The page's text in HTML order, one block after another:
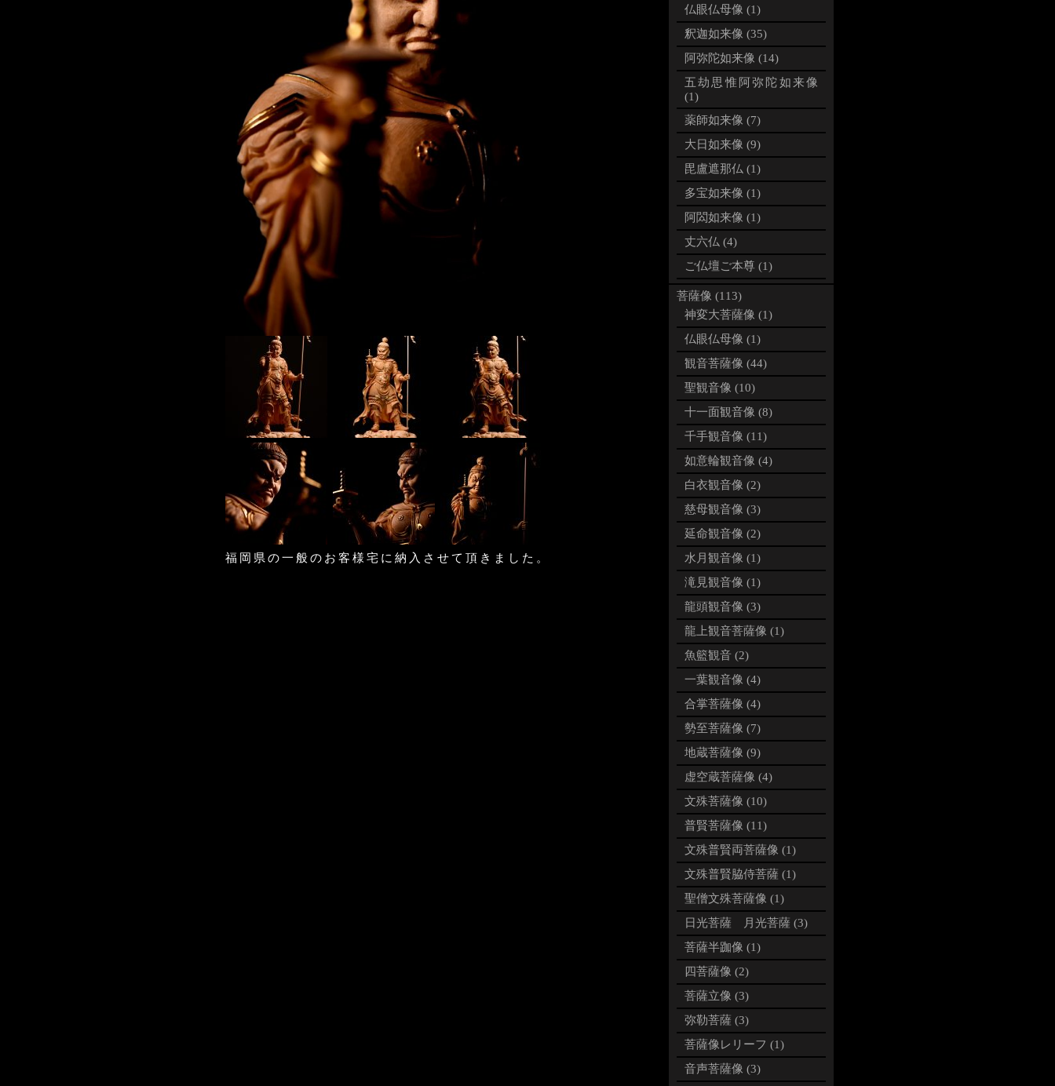
福岡県の一般のお客様宅に納入させて頂きました。
仏眼仏母像 (1)
釈迦如来像 (35)
阿弥陀如来像 (14)
五劫思惟阿弥陀如来像
(1)
薬師如来像 (7)
大日如来像 (9)
毘盧遮那仏 (1)
多宝如来像 (1)
阿閦如来像 (1)
丈六仏 (4)
ご仏壇ご本尊 (1)
菩薩像 (113)
神変大菩薩像 (1)
仏眼仏母像 (1)
観音菩薩像 (44)
聖観音像 (10)
十一面観音像 (8)
千手観音像 (11)
如意輪観音像 (4)
白衣観音像 (2)
慈母観音像 (3)
延命観音像 (2)
水月観音像 (1)
滝見観音像 (1)
龍頭観音像 (3)
龍上観音菩薩像 (1)
魚籃観音 (2)
一葉観音像 (4)
合掌菩薩像 (4)
勢至菩薩像 (7)
地蔵菩薩像 (9)
虚空蔵菩薩像 (4)
文殊菩薩像 (10)
普賢菩薩像 (11)
文殊普賢両菩薩像 (1)
文殊普賢脇侍菩薩 (1)
聖僧文殊菩薩像 (1)
日光菩薩 月光菩薩 (3)
菩薩半跏像 (1)
四菩薩像 (2)
菩薩立像 (3)
弥勒菩薩 (3)
菩薩像レリーフ (1)
音声菩薩像 (3)